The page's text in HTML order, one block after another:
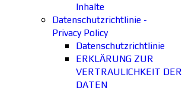
Inhalte
Datenschutzrichtlinie -
Privacy Policy
Datenschutzrichtlinie
ERKLÄRUNG ZUR
VERTRAULICHKEIT DER
DATEN